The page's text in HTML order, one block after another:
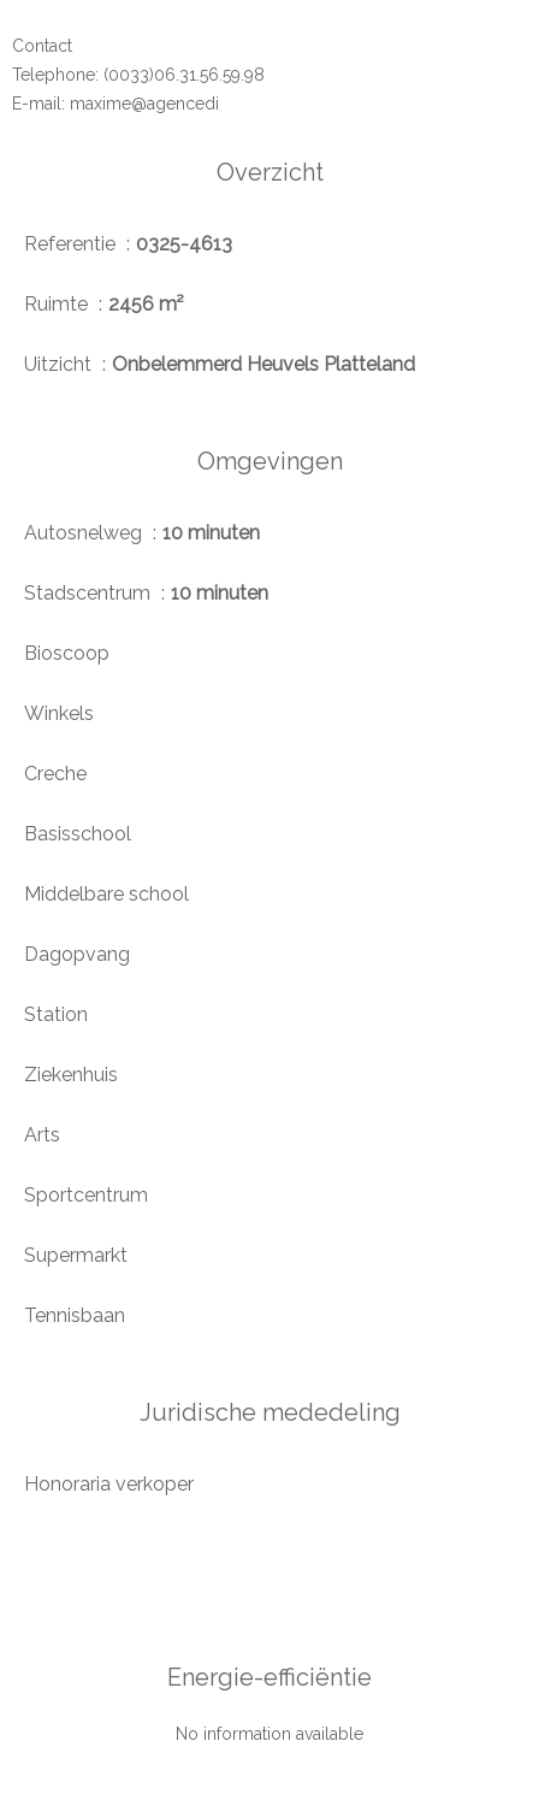
Contact
Telephone: (0033)06.31.56.59.98
E-mail: maxime@agencedi
Overzicht
Referentie 0325-4613
Ruimte 2456 m²
Uitzicht Onbelemmerd Heuvels Platteland
Omgevingen
Autosnelweg 10 minuten
Stadscentrum 10 minuten
Bioscoop
Winkels
Creche
Basisschool
Middelbare school
Dagopvang
Station
Ziekenhuis
Arts
Sportcentrum
Supermarkt
Tennisbaan
Juridische mededeling
Honoraria verkoper
Energie-efficiëntie
No information available